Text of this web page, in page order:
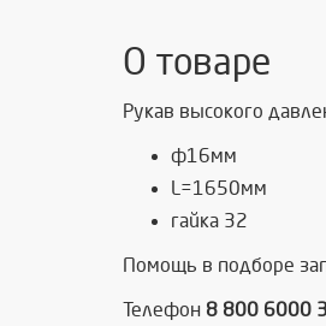
О товаре
Рукав высокого
ф16мм
L=1650мм
гайка 32
Помощь в подборе
Телефон 8 800 6000